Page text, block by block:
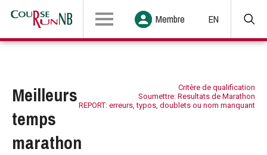
Membre EN
Critère de qualification
Soumettre: Resultats de Marathon
REPORT: erreurs, typos, doublets ou nom manquant
Meilleurs
temps
marathon